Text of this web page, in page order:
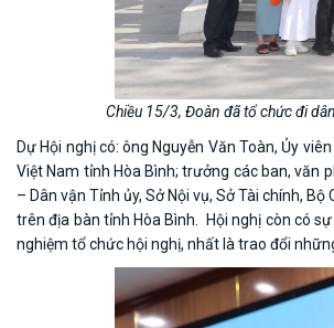
Chiều 15/3, Đoàn đã tổ chức đi
Dự Hội nghị có: ông Nguyễn Văn Toàn, Ủy
Việt Nam tỉnh Hòa Bình; trưởng các ban, văn
– Dân vận Tỉnh ủy, Sở Nội vụ, Sở Tài chính,
trên địa bàn tỉnh Hòa Bình. Hội nghị còn có
nghiệm tổ chức hội nghị, nhất là trao đổi